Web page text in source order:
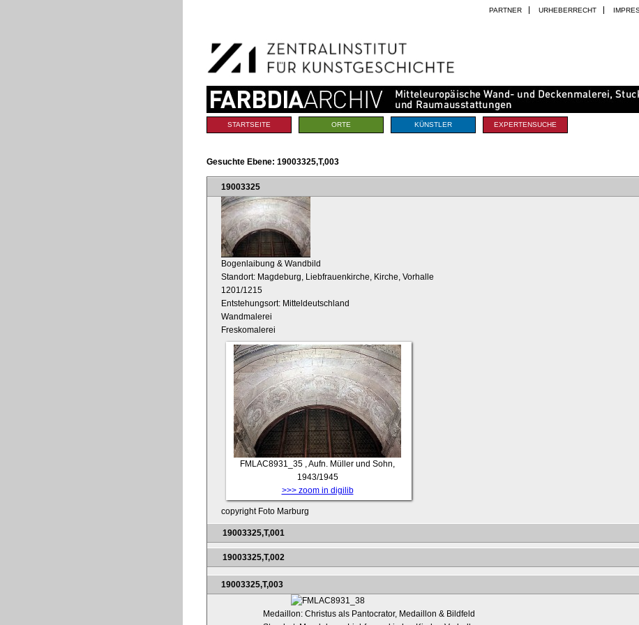
Navigation
PARTNER URHEBERRECHT
Sektionen
STARTSEITE ORTE KÜNSTLER EXPERTENSUCHE
Gesuchte Ebene: 19003325,T,003
19003325
Bogenlaibung & Wandbild
Standort: Magdeburg, Liebfrauenkirche, Kirche, Vorhalle
1201/1215
Entstehungsort: Mitteldeutschland
Wandmalerei
Freskomalerei
FMLAC8931_35 , Aufn. Müller und Sohn,
1943/1945
>>> zoom in digilib
copyright Foto Marburg
19003325,T,001
19003325,T,002
19003325,T,003
Medaillon: Christus als Pantocrator, Medaillon & Bildfeld